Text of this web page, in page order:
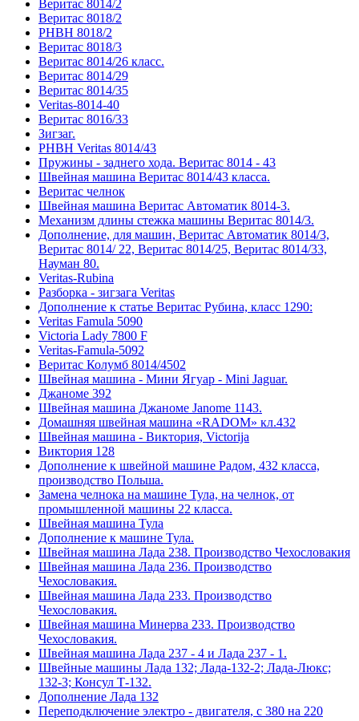
Веритас 8014/2
Веритас 8018/2
РНВН 8018/2
Веритас 8018/3
Веритас 8014/26 класс.
Веритас 8014/29
Веритас 8014/35
Veritas-8014-40
Веритас 8016/33
Зигзаг.
РНВН Veritas 8014/43
Пружины - заднего хода. Веритас 8014 - 43
Швейная машина Веритас 8014/43 класса.
Веритас челнок
Швейная машина Веритас Автоматик 8014-3.
Механизм длины стежка машины Веритас 8014/3.
Дополнение, для машин, Веритас Автоматик 8014/3,
Веритас 8014/ 22, Веритас 8014/25, Веритас 8014/33,
Науман 80.
Veritas-Rubina
Разборка - зигзага Veritas
Дополнение к статье Веритас Рубина, класс 1290:
Veritas Famula 5090
Victoria Lady 7800 F
Veritas-Famula-5092
Веритас Колумб 8014/4502
Швейная машина - Мини Ягуар - Mini Jaguar.
Джаноме 392
Швейная машина Джаноме Janome 1143.
Домашняя швейная машина «RADOM» кл.432
Швейная машина - Виктория, Victorija
Виктория 128
Дополнение к швейной машине Радом, 432 класса,
производство Польша.
Замена челнока на машине Тула, на челнок, от
промышленной машины 22 класса.
Швейная машина Тула
Дополнение к машине Тула.
Швейная машина Лада 238. Производство Чехословакия
Швейная машина Лада 236. Производство
Чехословакия.
Швейная машина Лада 233. Производство
Чехословакия.
Швейная машина Минерва 233. Производство
Чехословакия.
Швейная машина Лада 237 - 4 и Лада 237 - 1.
Швейные машины Лада 132; Лада-132-2; Лада-Люкс;
132-3; Консул Т-132.
Дополнение Лада 132
Переподключение электро - двигателя, с 380 на 220